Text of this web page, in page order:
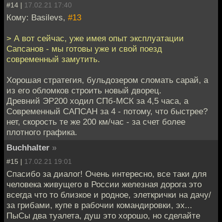
#14 | 17.02.21 17:40
Кому: Basilevs, #13
> А вот сейчас, уже имея опыт эксплуатации
Сапсанов - мы готовы уже и свой поезд
современный замутить.
Хорошая стратегия, бульдозером сломать сарай, а
из его обломков строить новый дворец.
Древний ЭР200 ходил СПб-МСК за 4,5 часа, а
Современный САПСАН за 4 - потому, что быстрее?
нет, скорость те же 200 км/час - за счет более
плотного графика.
Buchhalter »
#15 | 17.02.21 19:01
Спасибо за диалог! Очень интересно, все таки для
человека живущего в России железная дорога это
всегда что то близкое и родное, элеткрички на дачу/
за грибами, купе в рабочии командировки, эх...
ПыСы два туалета, душ это хорошо, но сделайте